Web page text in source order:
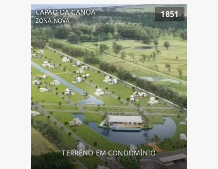
CAPÃO DA CANOA
ZONA NOVA
1851
TERRENO EM CONDOMÍNIO